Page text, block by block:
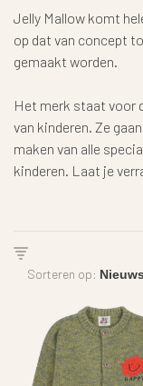
Jelly Mallow komt
op dat van concept
gemaakt worden.
Het merk staat voor
van kinderen. Ze
maken van alle
kinderen. Laat je
Sorteren op: